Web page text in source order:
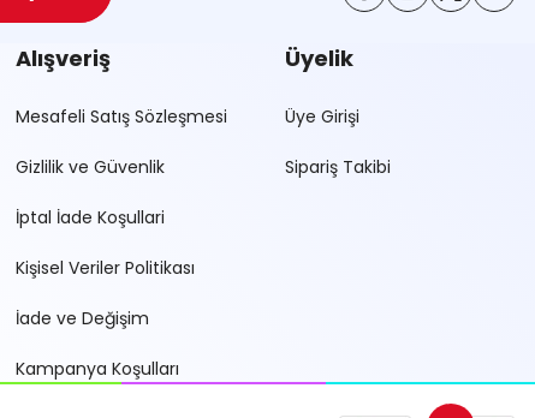
Alışveriş
Mesafeli Satış Sözleşmesi
Gizlilik ve Güvenlik
İptal İade Koşullari
Kişisel Veriler Politikası
İade ve Değişim
Kampanya Koşulları
Üyelik
Üye Girişi
Sipariş Takibi